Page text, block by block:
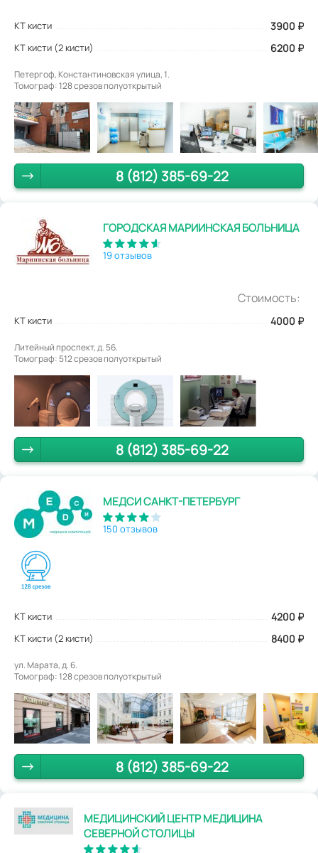
КТ кисти 3900 ₽
КТ кисти (2 кисти) 6200 ₽
Петергоф, Константиновская улица, 1.
Томограф: 128 срезов полуоткрытый
8 (812) 385-69-22
ГОРОДСКАЯ МАРИИНСКАЯ БОЛЬНИЦА
19 отзывов
Стоимость:
КТ кисти 4000 ₽
Литейный проспект, д. 56.
Томограф: 512 срезов полуоткрытый
8 (812) 385-69-22
МЕДСИ САНКТ-ПЕТЕРБУРГ
150 отзывов
КТ кисти 4200 ₽
КТ кисти (2 кисти) 8400 ₽
ул. Марата, д. 6.
Томограф: 128 срезов полуоткрытый
8 (812) 385-69-22
МЕДИЦИНСКИЙ ЦЕНТР МЕДИЦИНА
СЕВЕРНОЙ СТОЛИЦЫ